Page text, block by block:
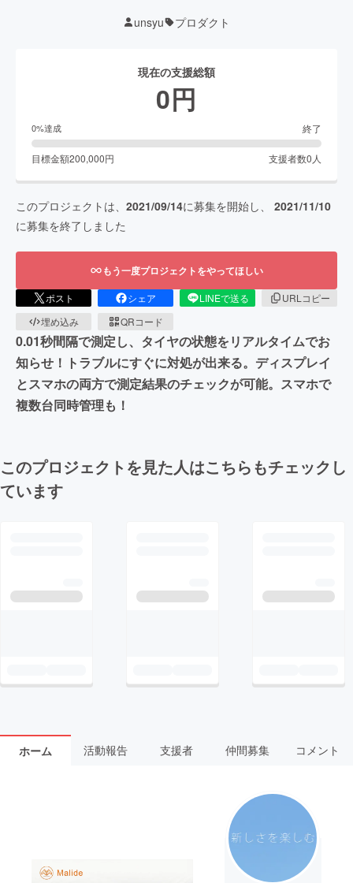
unsyu プロダクト
現在の支援総額
0円
0%達成 終了
目標金額200,000円 支援者数0 人
このプロジェクトは、 2021/09/14に募集を開始し、 2021/11/10
に募集を終了しました
もう一度プロジェクトをやってほしい
ポスト シェア LINEで送る
URLコピー
埋め込み
QRコード
0.01秒間隔で測定し、タイヤの状態をリアルタイムでお
知らせ！トラブルにすぐに対処が出来る。ディスプレイ
とスマホの両方で測定結果のチェックが可能。スマホで
複数台同時管理も！
このプロジェクトを見た人はこちらもチェックし
ています
ホーム 活動報告 支援者 仲間募集 コメント